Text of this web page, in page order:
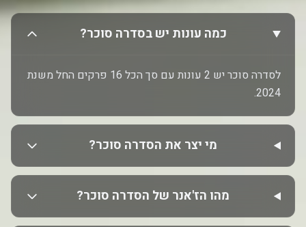
כמה עונות יש בסדרה סוכר?
לסדרה סוכר יש 2 עונות עם סך הכל 16 פרקים החל משנת
2024.
מי יצר את הסדרה סוכר?
מהו הז'אנר של הסדרה סוכר?